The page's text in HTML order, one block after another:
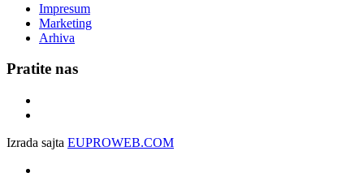
Impresum
Marketing
Arhiva
Pratite nas
Izrada sajta EUPROWEB.COM